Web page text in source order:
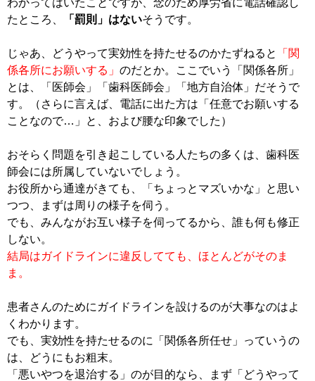
たところ、
「罰則」はないそうです。
じゃあ、どうやって実効性を持たせるのかたずねると
「関
係各所にお願いする」 のだとか。ここでいう「関係各所」
とは、「医師会」「歯科医師会」「地方自治体」だそうで
す。（さらに言えば、電話に出た方は「任意でお願いする
ことなので…」と、および腰な印象でした）
おそらく問題を引き起こしている人たちの多くは、歯科医
師会には所属していないでしょう。
お役所から通達がきても、「ちょっとマズいかな」と思い
つつ、まずは周りの様子を伺う。
でも、みんながお互い様子を伺ってるから、誰も何も修正
しない。
結局はガイドラインに違反してても、ほとんどがそのま
ま。
患者さんのためにガイドラインを設けるのが大事なのはよ
くわかります。
でも、実効性を持たせるのに「関係各所任せ」っていうの
は、どうにもお粗末。
「悪いやつを退治する」のが目的なら、まず「どうやって